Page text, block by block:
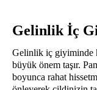
Gelinlik İç
Gelinlik iç giyiminde
büyük önem taşır.
boyunca rahat